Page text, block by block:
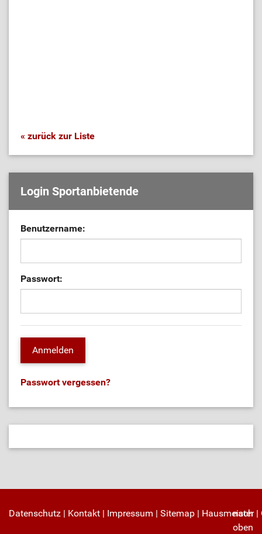
« zurück zur Liste
Login Sportanbietende
Benutzername:
Passwort:
Passwort vergessen?
Datenschutz | Kontakt | Impressum | Sitemap | Hausmeister|
nach
oben